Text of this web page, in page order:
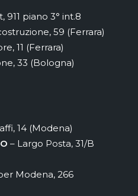
911 piano 3° int.8
59 (Ferrara)
11 (Ferrara)
33 (Bologna)
14 (Modena)
– Largo Posta, 31/B
Modena, 266